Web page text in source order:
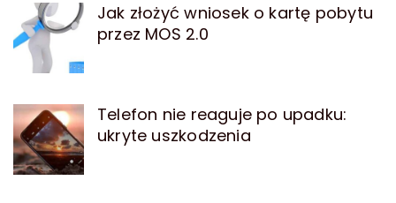
Jak złożyć wniosek o kartę pobytu
przez MOS 2.0
Telefon nie reaguje po upadku:
ukryte uszkodzenia